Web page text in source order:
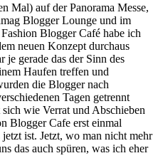
Mal) auf der Panorama Messe,
Blogger Lounge und im
Blogger Café habe ich
neuen Konzept durchaus
je gerade das der Sinn des
Haufen treffen und
die Blogger nach
Tagen getrennt
wie Verrat und Abschieben
Blogger Cafe erst einmal
ist. Jetzt, wo man nicht mehr
das auch spüren, was ich eher